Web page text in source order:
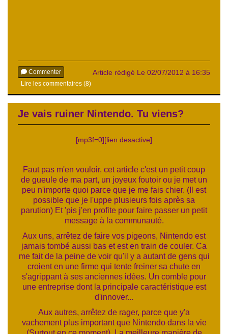
Article rédigé Le 02/07/2012 à 16:35
Commenter
Lire les commentaires (8)
Je vais ruiner Nintendo. Tu viens?
[mp3f=0][lien desactive]
Faut pas m'en vouloir, cet article c'est un petit coup
de gueule de ma part, un joyeux foutoir ou je met un
peu n'importe quoi parce que je me fais chier. (Il est
possible que je l'uppe plusieurs fois après sa
parution) Et 'pis j'en profite pour faire passer un petit
message à la communauté.
Aux uns, arrêtez de faire vos pigeons, Nintendo est
jamais tombé aussi bas et est en train de couler. Ca
me fait de la peine de voir qu'il y a autant de gens qui
croient en une firme qui tente freiner sa chute en
s'agrippant à ses anciennes idées. Un comble pour
une entreprise dont la principale caractéristique est
d'innover...
Aux autres, arrêtez de rager, parce que y'a
vachement plus important que Nintendo dans la vie